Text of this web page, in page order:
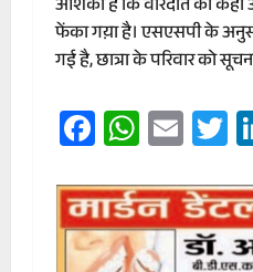
आशंका है कि वारदात को
फेंका गय़ा है। एसएसपी के
गई है, छात्रा के परिवार को
Facebook